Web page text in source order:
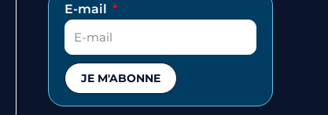
E-mail
JE M'ABONNE